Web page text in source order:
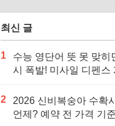
최신 글
1
수능 영단어 뜻 못 맞히
시 폭발! 미사일 디펜스
2
2026 신비복숭아 수확
언제? 예약 전 가격 기